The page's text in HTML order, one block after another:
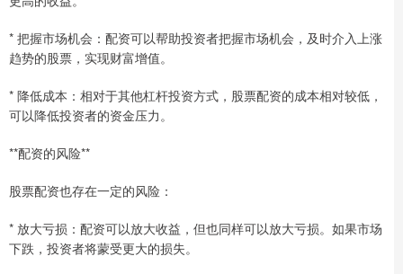
* 把握市场机会：配资可以帮助投资者把握市场机会，及时介入上涨
趋势的股票，实现财富增值。
* 降低成本：相对于其他杠杆投资方式，股票配资的成本相对较低，
可以降低投资者的资金压力。
**配资的风险**
股票配资也存在一定的风险：
* 放大亏损：配资可以放大收益，但也同样可以放大亏损。如果市场
下跌，投资者将蒙受更大的损失。